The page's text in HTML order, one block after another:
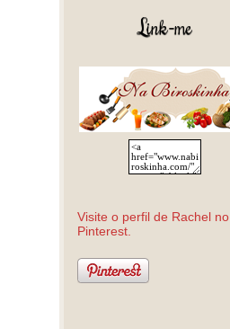
Link-me
Visite o perfil de Rachel no
Pinterest.